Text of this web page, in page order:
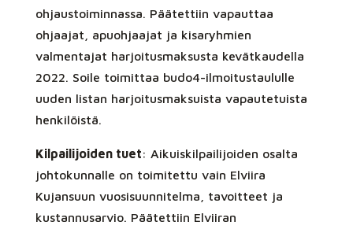
ohjaustoiminnassa. Päätettiin vapauttaa
ohjaajat, apuohjaajat ja kisaryhmien
valmentajat harjoitusmaksusta kevätkaudella
2022. Soile toimittaa budo4-ilmoitustaululle
uuden listan harjoitusmaksuista vapautetuista
henkilöistä.
Kilpailijoiden tuet: Aikuiskilpailijoiden osalta
johtokunnalle on toimitettu vain Elviira
Kujansuun vuosisuunnitelma, tavoitteet ja
kustannusarvio. Päätettiin Elviiran